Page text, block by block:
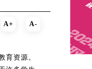
A+ A-
育资源。